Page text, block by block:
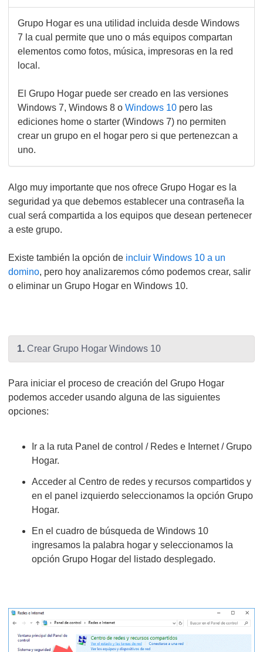
Grupo Hogar es una utilidad incluida desde Windows
7 la cual permite que uno o más equipos compartan
elementos como fotos, música, impresoras en la red
local.
El Grupo Hogar puede ser creado en las versiones
Windows 7, Windows 8 o Windows 10 pero las
ediciones home o starter (Windows 7) no permiten
crear un grupo en el hogar pero si que pertenezcan a
uno.
Algo muy importante que nos ofrece Grupo Hogar es la
seguridad ya que debemos establecer una contraseña la
cual será compartida a los equipos que desean pertenecer
a este grupo.
Existe también la opción de incluir Windows 10 a un
domino, pero hoy analizaremos cómo podemos crear, salir
o eliminar un Grupo Hogar en Windows 10.
1. Crear Grupo Hogar Windows 10
Para iniciar el proceso de creación del Grupo Hogar
podemos acceder usando alguna de las siguientes
opciones:
Ir a la ruta Panel de control / Redes e Internet / Grupo
Hogar.
Acceder al Centro de redes y recursos compartidos y
en el panel izquierdo seleccionamos la opción Grupo
Hogar.
En el cuadro de búsqueda de Windows 10
ingresamos la palabra hogar y seleccionamos la
opción Grupo Hogar del listado desplegado.